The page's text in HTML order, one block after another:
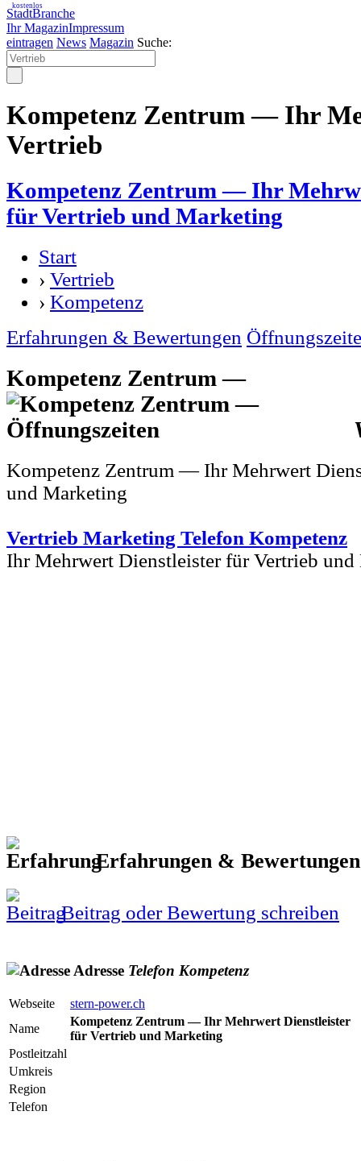
StadtBranche
Ihr MagazinImpressum
kostenlos
eintragen News Magazin Suche:
Kompetenz Zentrum — Ihr
Vertrieb
Kompetenz Zentrum — Ihr
für Vertrieb und Marketing
Start
› Vertrieb
› Kompetenz
Erfahrungen & Bewertungen
Kompetenz Zentrum —
Kompetenz Zentrum — Ihr Mehrwert
und Marketing
Vertrieb Marketing Telefon Kompetenz
Ihr Mehrwert Dienstleister für Vertrieb
Erfahrungen &
Beitrag oder Bewertung schreiben
Adresse Telefon Kompetenz
Webseite
stern-power.ch
Name
Kompetenz Zentrum — Ihr Mehrwert Dienstleister
für Vertrieb und Marketing
Postleitzahl
Umkreis
Region
Telefon